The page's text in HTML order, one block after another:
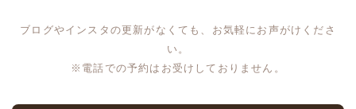
ブログやインスタの更新がなくても、お気軽にお声がけくださ
い。
※電話での予約はお受けしておりません。